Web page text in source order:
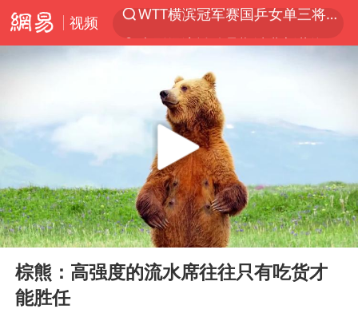
视频
光影经济撬动暑期消费新蓝海
全民健身事业高质量发展
台当局重金为“台独”织“皇帝新衣”
几元成本的AI广告导致千万市值蒸发
Play
00:00 02:30
棕熊：高强度的流水席往往只有吃货才
能胜任